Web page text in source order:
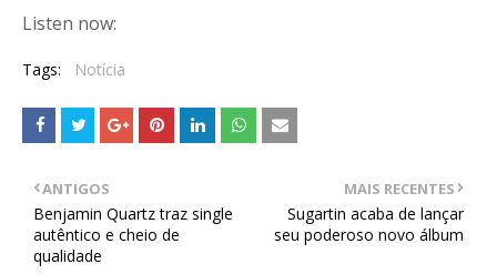
Listen now:
Tags: Notícia
MAIS RECENTES
Sugartin acaba de lançar
seu poderoso novo álbum
ANTIGOS
Benjamin Quartz traz single
autêntico e cheio de
qualidade